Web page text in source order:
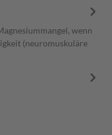
wenn
(neuromuskuläre